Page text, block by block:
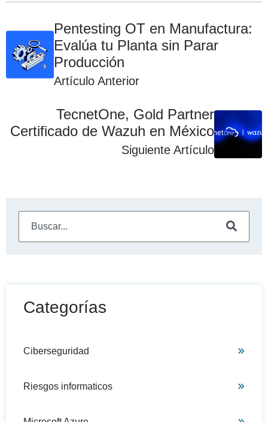
Pentesting OT en Manufactura:
Evalúa tu Planta sin Parar
Producción
Artículo Anterior
TecnetOne, Gold Partner
Certificado de Wazuh en México
Siguiente Artículo
Categorías
Ciberseguridad
Riesgos informaticos